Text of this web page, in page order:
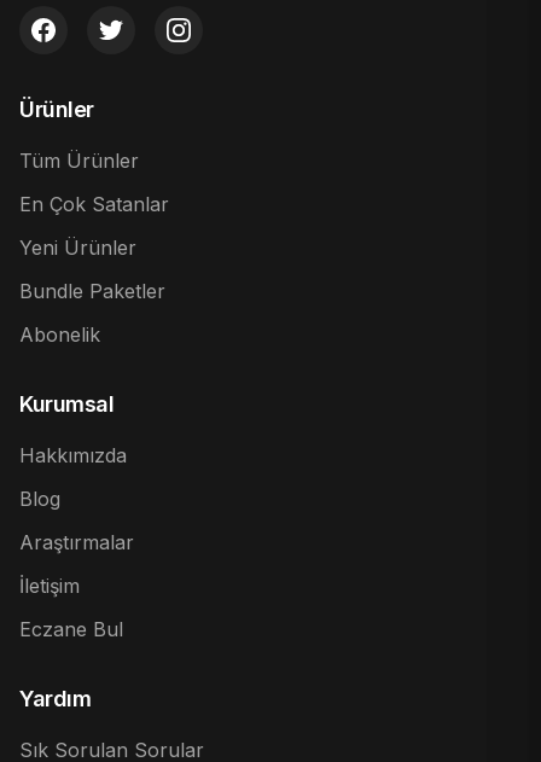
Ürünler
Tüm Ürünler
En Çok Satanlar
Yeni Ürünler
Bundle Paketler
Abonelik
Kurumsal
Hakkımızda
Blog
Araştırmalar
İletişim
Eczane Bul
Yardım
Sık Sorulan Sorular